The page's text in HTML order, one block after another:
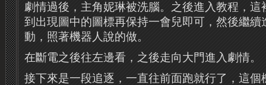
劇情過後，主角妮琳被洗腦。之後進入教程，
到出現圖中的圖標再保持一會兒即可，然後繼
動，照著機器人說的做。
在斷電之後往左邊看，之後走向大門進入劇情。
接下來是一段追逐，一直往前面跑就行了，這個